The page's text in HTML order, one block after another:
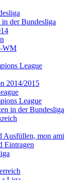
der Bundesliga
WM
League
2014/2015
League
in der Bundesliga
Ausfüllen, mon ami
Eintragen